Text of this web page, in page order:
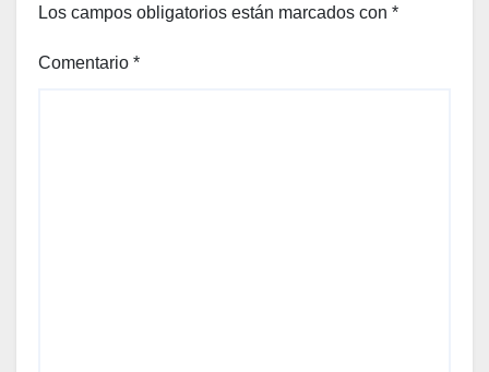
Los campos obligatorios están marcados con *
Comentario *